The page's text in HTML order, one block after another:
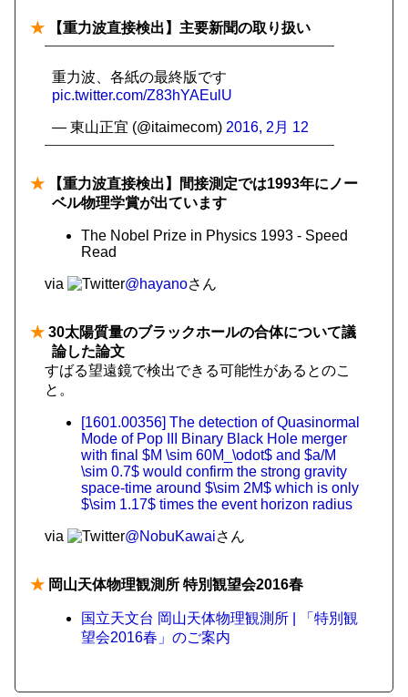
★ 【重力波直接検出】主要新聞の取り扱い
重力波、各紙の最終版です
pic.twitter.com/Z83hYAEulU
— 東山正宜 (@itaimecom) 2016, 2月 12
★ 【重力波直接検出】間接測定では1993年にノー
ベル物理学賞が出ています
The Nobel Prize in Physics 1993 - Speed
Read
via @hayanoさん
★ 30太陽質量のブラックホールの合体について議
論した論文
すばる望遠鏡で検出できる可能性があるとのこ
と。
[1601.00356] The detection of Quasinormal
Mode of Pop III Binary Black Hole merger
with final $M \sim 60M_\odot$ and $a/M
\sim 0.7$ would confirm the strong gravity
space-time around $\sim 2M$ which is only
$\sim 1.17$ times the event horizon radius
via @NobuKawaiさん
★ 岡山天体物理観測所 特別観望会2016春
国立天文台 岡山天体物理観測所 | 「特別観
望会2016春」のご案内